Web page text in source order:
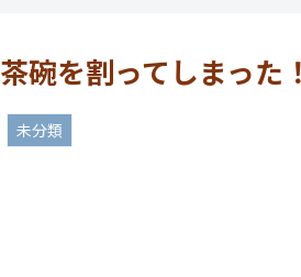
茶碗を割ってしまった
未分類